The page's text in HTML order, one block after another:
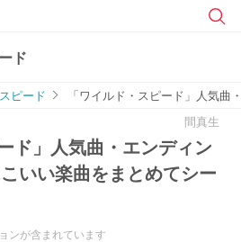
ド
ピード
「ワイルド・スピード」人気
間真生
ド」人気曲・エンディン
いい楽曲をまとめてシー
ンが含まれています